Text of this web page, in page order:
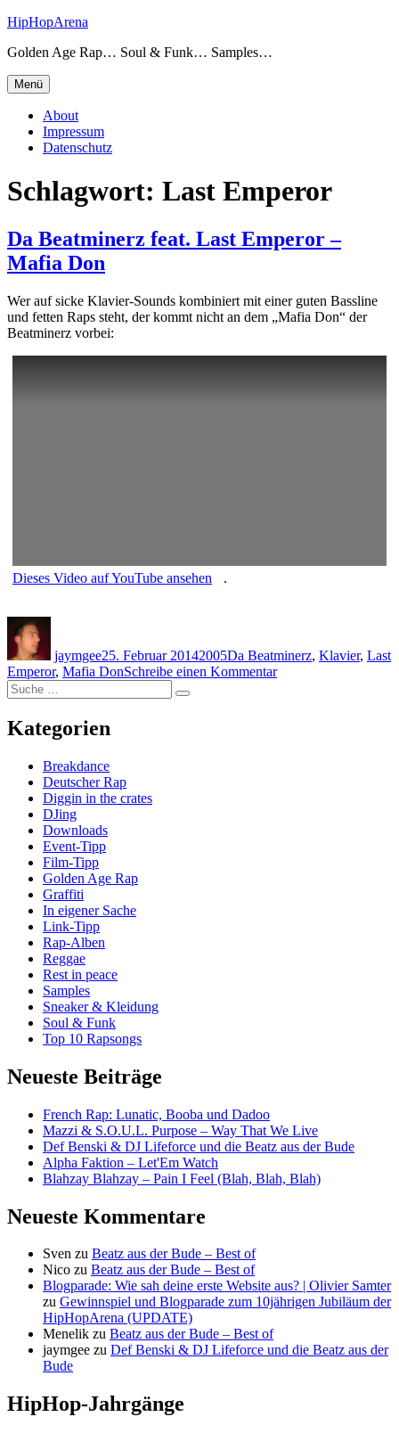
Zum
springen
HipHopArena
Golden Age Rap… Soul & Funk… Samples…
Menü
About
Impressum
Datenschutz
Schlagwort: Last Emperor
Da Beatminerz feat. Last Emperor –
Mafia Don
Wer auf sicke Klavier-Sounds kombiniert mit einer guten Bassline
und fetten Raps steht, der kommt nicht an dem „Mafia Don“ der
Beatminerz vorbei:
Dieses Video auf YouTube ansehen .
jaymgee25. Februar 20142005Da Beatminerz, Klavier, Last
Emperor, Mafia DonSchreibe einen Kommentarzu
Suche
nach:
Suche
Kategorien
Breakdance
Deutscher Rap
Diggin in the crates
DJing
Downloads
Event-Tipp
Film-Tipp
Golden Age Rap
Graffiti
In eigener Sache
Link-Tipp
Rap-Alben
Reggae
Rest in peace
Samples
Sneaker & Kleidung
Soul & Funk
Top 10 Rapsongs
Neueste Beiträge
French Rap: Lunatic, Booba und Dadoo
Mazzi & S.O.U.L. Purpose – Way That We Live
Def Benski & DJ Lifeforce und die Beatz aus der Bude
Alpha Faktion – Let'Em Watch
Blahzay Blahzay – Pain I Feel (Blah, Blah, Blah)
Neueste Kommentare
Sven zu Beatz aus der Bude – Best of
Nico zu Beatz aus der Bude – Best of
Blogparade: Wie sah deine erste Website aus? | Olivier Samter
zu Gewinnspiel und Blogparade zum 10jährigen Jubiläum der
HipHopArena (UPDATE)
Menelik zu Beatz aus der Bude – Best of
jaymgee zu Def Benski & DJ Lifeforce und die Beatz aus der
Bude
HipHop-Jahrgänge